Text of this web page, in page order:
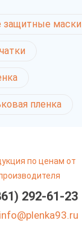
защитные маски
пленка
по ценам от
292-61-23
info@plenka93.ru